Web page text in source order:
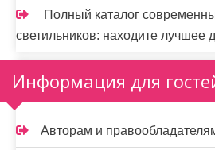
Полный каталог
светильников: находите лучшее
Информация для
Авторам и